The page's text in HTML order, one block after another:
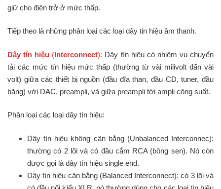
giữ cho điện trở ở mức thấp.
Tiếp theo là những phân loại các loại dây tin hiệu âm thanh.
Dây tín hiệu (Interconnect): Dây tín hiệu có nhiệm vụ chuyển
tải các mức tín hiệu mức thấp (thường từ vài milivolt đấn vài
volt) giữa các thiết bị nguồn (đầu đĩa than, đầu CD, tuner, đầu
băng) với DAC, preampli, và giữa preampli tới ampli công suất.
Phân loại các loại dây tín hiệu:
Dây tín hiệu không cân bằng (Unbalanced Interconnec):
thường có 2 lõi và có đầu cắm RCA (bông sen). Nó còn
được gọi là dây tín hiệu single end.
Dây tín hiệu cân bằng (Balanced Interconnect): có 3 lõi và